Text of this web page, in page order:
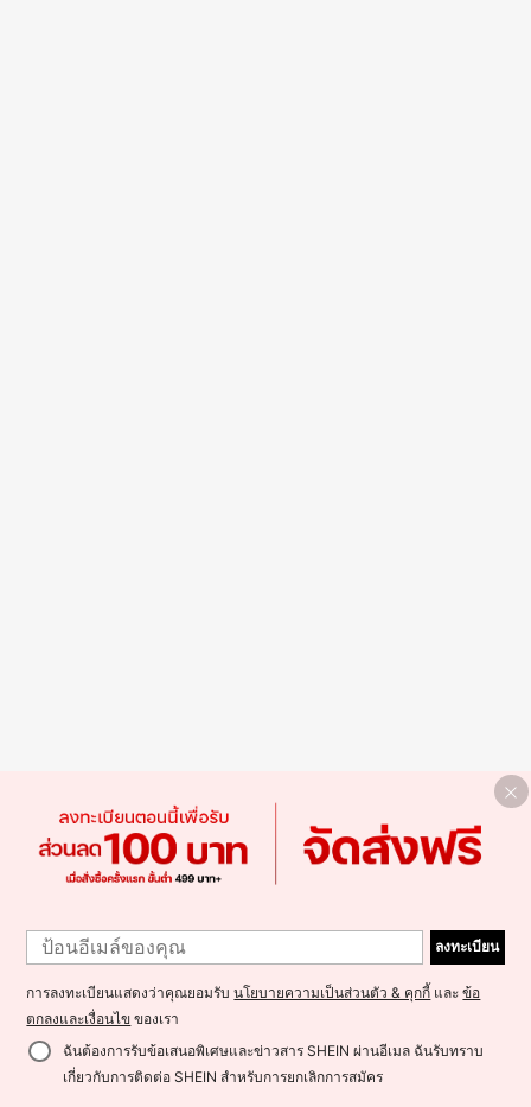
ลงทะเบียน
การลงทะเบียนแสดงว่าคุณยอมรับนโยบายความเป็นส่วนตัว & คุกกี้ และข้อ
ตกลงและเงื่อนไข ของเรา
ฉันต้องการรับข้อเสนอพิเศษและข่าวสาร SHEIN ผ่านอีเมล ฉันรับทราบ
เกี่ยวกับการติดต่อ SHEIN สำหรับการยกเลิกการสมัคร